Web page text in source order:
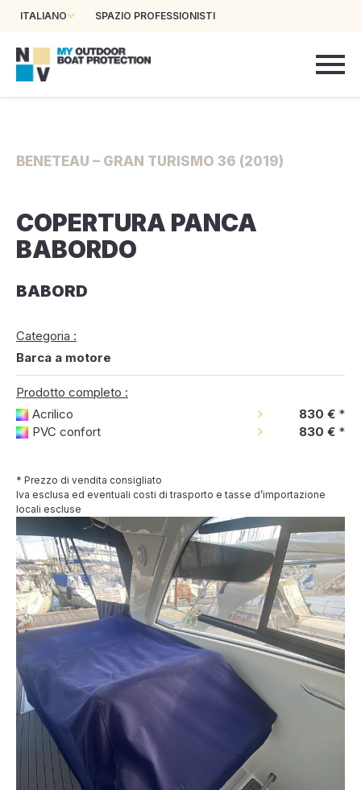
ITALIANO SPAZIO PROFESSIONISTI
BENETEAU – GRAN TURISMO 36 (2019)
COPERTURA PANCA
BABORDO
BABORD
Categoria :
Barca a motore
Prodotto completo :
Acrilico
830 € *
PVC confort
830 € *
* Prezzo di vendita consigliato
Iva esclusa ed eventuali costi di trasporto e tasse d’importazione
locali escluse